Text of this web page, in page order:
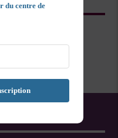
du centre de